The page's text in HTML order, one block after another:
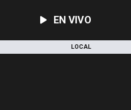
EN VIVO
LOCAL